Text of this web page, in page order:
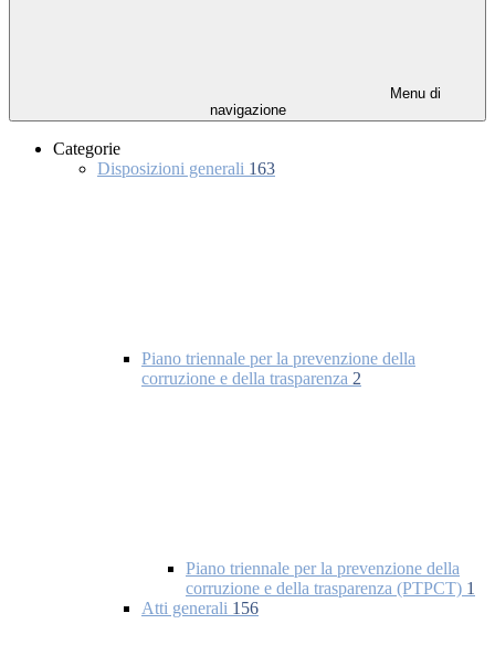
Menu di
navigazione
Categorie
Disposizioni generali 163
Piano triennale per la prevenzione della
corruzione e della trasparenza 2
Piano triennale per la prevenzione della
corruzione e della trasparenza (PTPCT) 1
Atti generali 156